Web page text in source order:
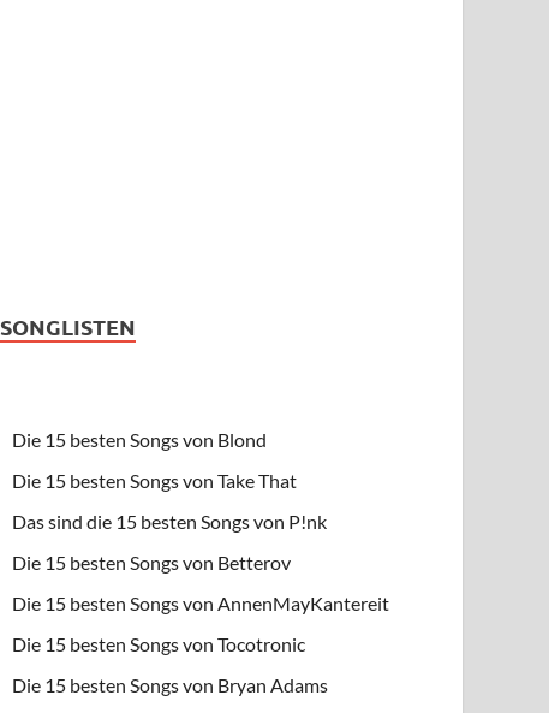
SONGLISTEN
Die 15 besten Songs von Blond
Die 15 besten Songs von Take That
Das sind die 15 besten Songs von P!nk
Die 15 besten Songs von Betterov
Die 15 besten Songs von AnnenMayKantereit
Die 15 besten Songs von Tocotronic
Die 15 besten Songs von Bryan Adams